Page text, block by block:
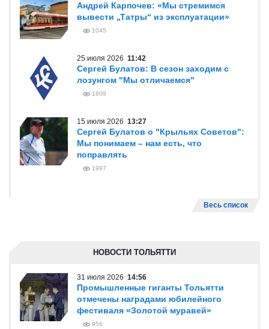
Андрей Карпочев: «Мы стремимся
вывести „Татры“ из эксплуатации»
1045
25 июля 2026 11:42
Сергей Булатов: В сезон заходим с
лозунгом "Мы отличаемся"
1809
15 июля 2026 13:27
Сергей Булатов о "Крыльях Советов":
Мы понимаем – нам есть, что
поправлять
1997
Весь список
НОВОСТИ ТОЛЬЯТТИ
31 июля 2026 14:56
Промышленные гиганты Тольятти
отмечены наградами юбилейного
фестиваля «Золотой муравей»
956